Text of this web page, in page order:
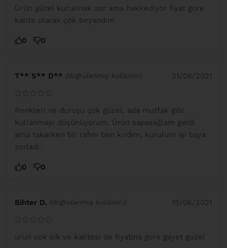
Ürün güzel kurulmak zor ama hakkediyor fiyat gore
kalite olarak çök beyandım
0 0
T** S** D** (doğrulanmış kullanıcı) 21/06/2021
Renkleri ve duruşu çok güzel, ada mutfak gibi
kullanmayı düşünüyorum. Ürün sapasağlam geldi
ama takarken bir rafını ben kırdım, kurulum işi baya
zorladı.
0 0
Bihter D. (doğrulanmış kullanıcı) 15/06/2021
urun cok sik ve kalitesi de fiyatina gore gayet guzel